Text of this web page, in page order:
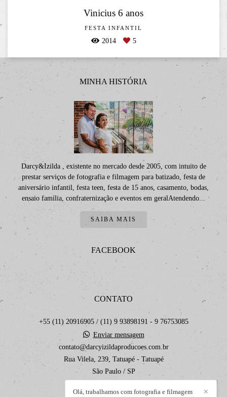
Vinicius 6 anos
FESTA INFANTIL
2014 5
MINHA HISTÓRIA
Darcy&Izilda , existente no mercado desde 2005, com intuito de
prestar serviços de fotografia e filmagem para batizado, festa de
aniversário infantil, festa teen, festa de 15 anos, casamento, bodas,
ensaio família, confraternização e eventos em geralAtendendo...
SAIBA MAIS
FACEBOOK
CONTATO
+55 (11) 20916905 / (11) 9 93898191 - 9 76753085
Enviar mensagem
contato@darcyizildaproducoes.com.br
Rua Vilela, 239, Tatuapé - Tatuapé
São Paulo / SP
✕
Olá, trabalhamos com fotografia e filmagem